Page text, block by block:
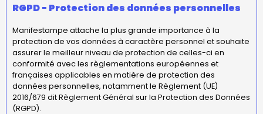
RGPD - Protection des données personnelles
Manifestampe attache la plus grande importance à la
protection de vos données à caractère personnel et souhaite
assurer le meilleur niveau de protection de celles-ci en
conformité avec les règlementations européennes et
françaises applicables en matière de protection des
données personnelles, notamment le Règlement (UE)
2016/679 dit Règlement Général sur la Protection des Données
(RGPD).